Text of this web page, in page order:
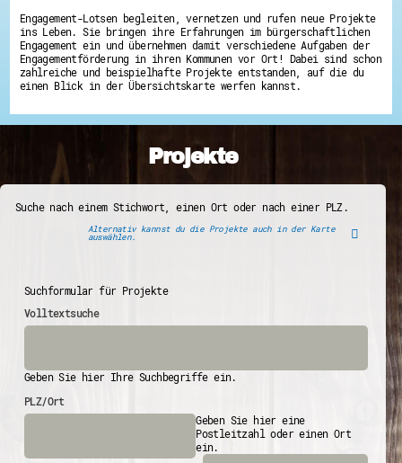
Engagement-Lotsen begleiten, vernetzen und rufen neue Projekte
ins Leben. Sie bringen ihre Erfahrungen im bürgerschaftlichen
Engagement ein und übernehmen damit verschiedene Aufgaben der
Engagementförderung in ihren Kommunen vor Ort! Dabei sind schon
zahlreiche und beispielhafte Projekte entstanden, auf die du
einen Blick in der Übersichtskarte werfen kannst.
Projekte
Suche nach einem Stichwort, einen Ort oder nach einer PLZ.
Alternativ kannst du die Projekte auch in der Karte
auswählen.
Suchformular für Projekte
Volltextsuche
Geben Sie hier Ihre Suchbegriffe ein.
PLZ/Ort
Geben Sie hier eine
Postleitzahl oder einen Ort
ein.